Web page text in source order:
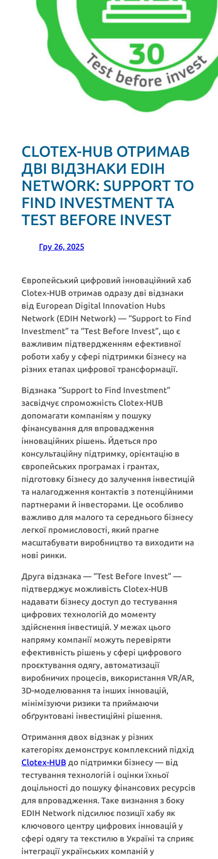
CLOTEX-HUB ОТРИМАВ
ДВІ ВІДЗНАКИ EDIH
NETWORK: SUPPORT TO
FIND INVESTMENT ТА
TEST BEFORE INVEST
Гру 26, 2025
Європейський цифровий інноваційний хаб
Clotex-HUB отримав одразу дві відзнаки
від European Digital Innovation Hubs
Network (EDIH Network) — “Support to Find
Investment” та “Test Before Invest”, що є
важливим підтвердженням ефективної
роботи хабу у сфері підтримки бізнесу на
різних етапах цифрової трансформації.
Відзнака “Support to Find Investment”
засвідчує спроможність Clotex-HUB
допомагати компаніям у пошуку
фінансування для впровадження
інноваційних рішень. Йдеться про
консультаційну підтримку, орієнтацію в
європейських програмах і грантах,
підготовку бізнесу до залучення інвестицій
та налагодження контактів з потенційними
партнерами й інвесторами. Це особливо
важливо для малого та середнього бізнесу
легкої промисловості, який прагне
масштабувати виробництво та виходити на
нові ринки.
Друга відзнака — “Test Before Invest” —
підтверджує можливість Clotex-HUB
надавати бізнесу доступ до тестування
цифрових технологій до моменту
здійснення інвестицій. У межах цього
напряму компанії можуть перевіряти
ефективність рішень у сфері цифрового
проєктування одягу, автоматизації
виробничих процесів, використання VR/AR,
3D-моделювання та інших інновацій,
мінімізуючи ризики та приймаючи
обґрунтовані інвестиційні рішення.
Отримання двох відзнак у різних
категоріях демонструє комплексний підхід
Clotex-HUBдо підтримки бізнесу — від
тестування технологій і оцінки їхньої
доцільності до пошуку фінансових ресурсів
для впровадження. Таке визнання з боку
EDIH Network підсилює позиції хабу як
ключового центру цифрових інновацій у
сфері одягу та текстилю в Україні та сприяє
інтеграції українських компаній у